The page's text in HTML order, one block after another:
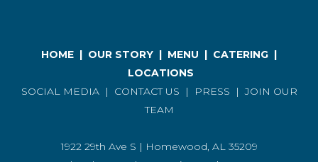
HOME | OUR STORY | MENU | CATERING |
LOCATIONS
SOCIAL MEDIA| CONTACT US | PRESS |JOIN OUR
TEAM
1922 29th Ave S | Homewood, AL 35209